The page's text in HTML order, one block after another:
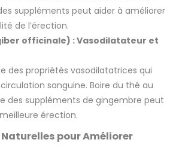
suppléments peut aider à améliorer
de l’érection.
officinale) : Vasodilatateur et
des propriétés vasodilatatrices qui
sanguine. Boire du thé au
des suppléments de gingembre peut
érection.
pour Améliorer